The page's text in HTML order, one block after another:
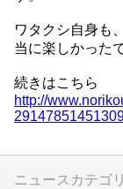
ワタクシ自身も
当に楽しかった
続きはこちら
http://
ニュースカテゴリ